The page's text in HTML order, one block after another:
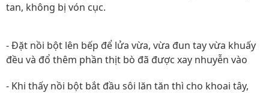
tan, không bị vón cục.
- Đặt nồi bột lên bếp để lửa vừa, vừa đun tay vừa khuấy
đều và đổ thêm phần thịt bò đã được xay nhuyễn vào
- Khi thấy nồi bột bắt đầu sôi lăn tăn thì cho khoai tây,